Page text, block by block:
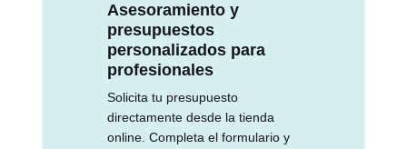
Asesoramiento y
presupuestos
personalizados para
profesionales
Solicita tu presupuesto
directamente desde la tienda
online. Completa el formulario y